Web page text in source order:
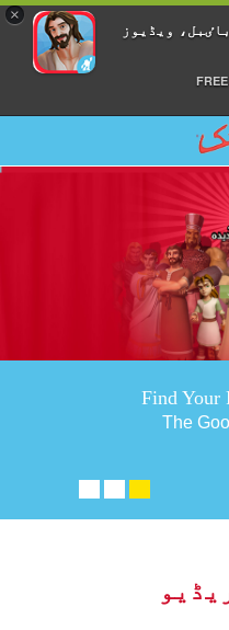
×
ویڈیوز
Find Your
The